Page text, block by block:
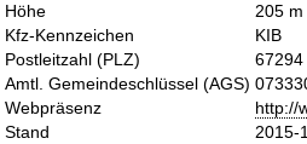
Höhe
205
Kfz-Kennzeichen
KIB
Postleitzahl (PLZ)
67294
Amtl. Gemeindeschlüssel (AGS)
Webpräsenz
http://
Stand
2015-